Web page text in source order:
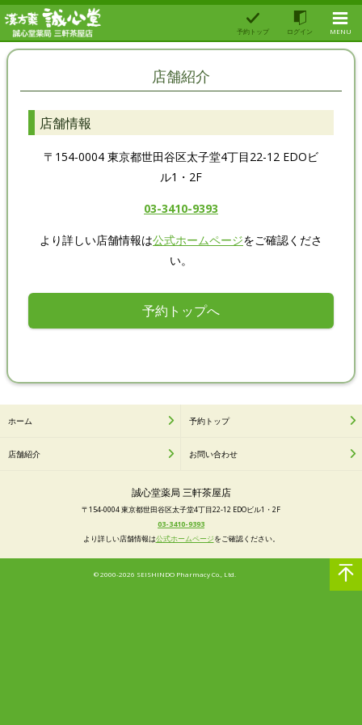
予約トップ ログイン MENU
店舗紹介
店舗情報
〒154-0004 東京都世田谷区太子堂4丁目22-12 EDOビ
ル1・2F
03-3410-9393
より詳しい店舗情報は公式ホームページをご確認くださ
い。
予約トップへ
ホーム 予約トップ
店舗紹介 お問い合わせ
誠心堂薬局 三軒茶屋店
〒154-0004 東京都世田谷区太子堂4丁目22-12 EDOビル1・2F
03-3410-9393
より詳しい店舗情報は公式ホームページをご確認ください。
© 2000-2026 SEISHINDO Pharmacy Co., Ltd.